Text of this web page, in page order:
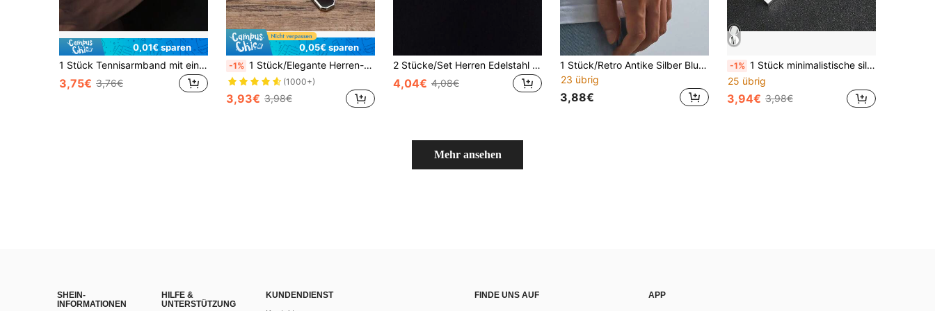
0,01€ sparen
1 Stück Tennisarmband mit eingelassenen kubischen Zirkoniasteinen, Hip-Hop Schmuckgeschenk, geeignet für tägliche Partys, Halloween, Vatertag, Schulschmuck, Herren Y2K Accessoires, Gothic Ketten, Jeans Accessoires, Gothic Schmuck, Schulanfang, Halloween Accessoires, Punk
3,75€ 3,76€
0,05€ sparen
-1% 1 Stück/Elegante Herren-Halskette aus Edelstahl, ausgestattet mit einem exquisiten schwarz-ölgetränkten Anhänger - einzigartiges geometrisches Design, geeignet für verschiedene Anlässe
(1000+)
3,93€ 3,98€
2 Stücke/Set Herren Edelstahl Nieten Anhänger Halskette Hip Hop Street Style Doppelschicht Halskette geeignet für den täglichen Gebrauch
4,04€ 4,08€
1 Stück/Retro Antike Silber Blumen Pflaumenblüten Armband Vintage Blumen Gliederkette Bohemian Elegante Schmuck für Frauen Tägliches Kombinieren Geschenk
23 übrig
3,88€
-1% 1 Stück minimalistische silberne vertikale Balkenhalskette für Männer und Frauen, dünne Boxkette, leer, gravierbar, geometrischer Anhänger, einfacher täglicher Schmuck zum Kombinieren
25 übrig
3,94€ 3,98€
Mehr ansehen
SHEIN-
INFORMATIONEN
HILFE &
UNTERSTÜTZUNG
KUNDENDIENST
FINDE UNS AUF APP